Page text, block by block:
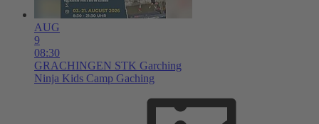
AUG
9
08:30
GRACHINGEN STK Garching
Ninja Kids Camp Gaching